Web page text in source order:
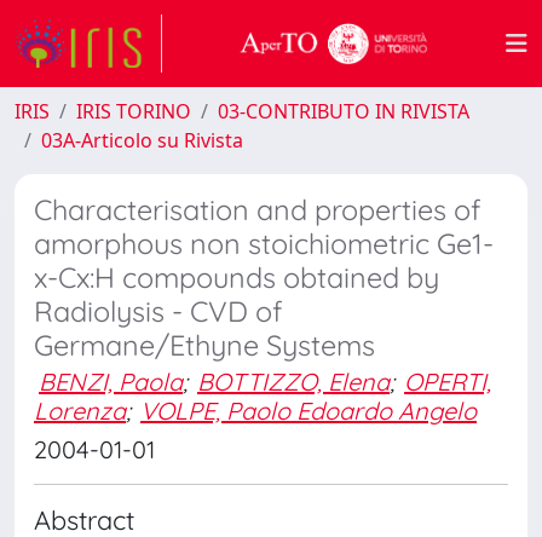
IRIS IRIS TORINO
03-CONTRIBUTO IN RIVISTA
03A-Articolo su Rivista
Characterisation and properties of
amorphous non stoichiometric Ge1-
x-Cx:H compounds obtained by
Radiolysis - CVD of
Germane/Ethyne Systems
BENZI, Paola; BOTTIZZO, Elena; OPERTI,
Lorenza; VOLPE, Paolo Edoardo Angelo
2004-01-01
Abstract